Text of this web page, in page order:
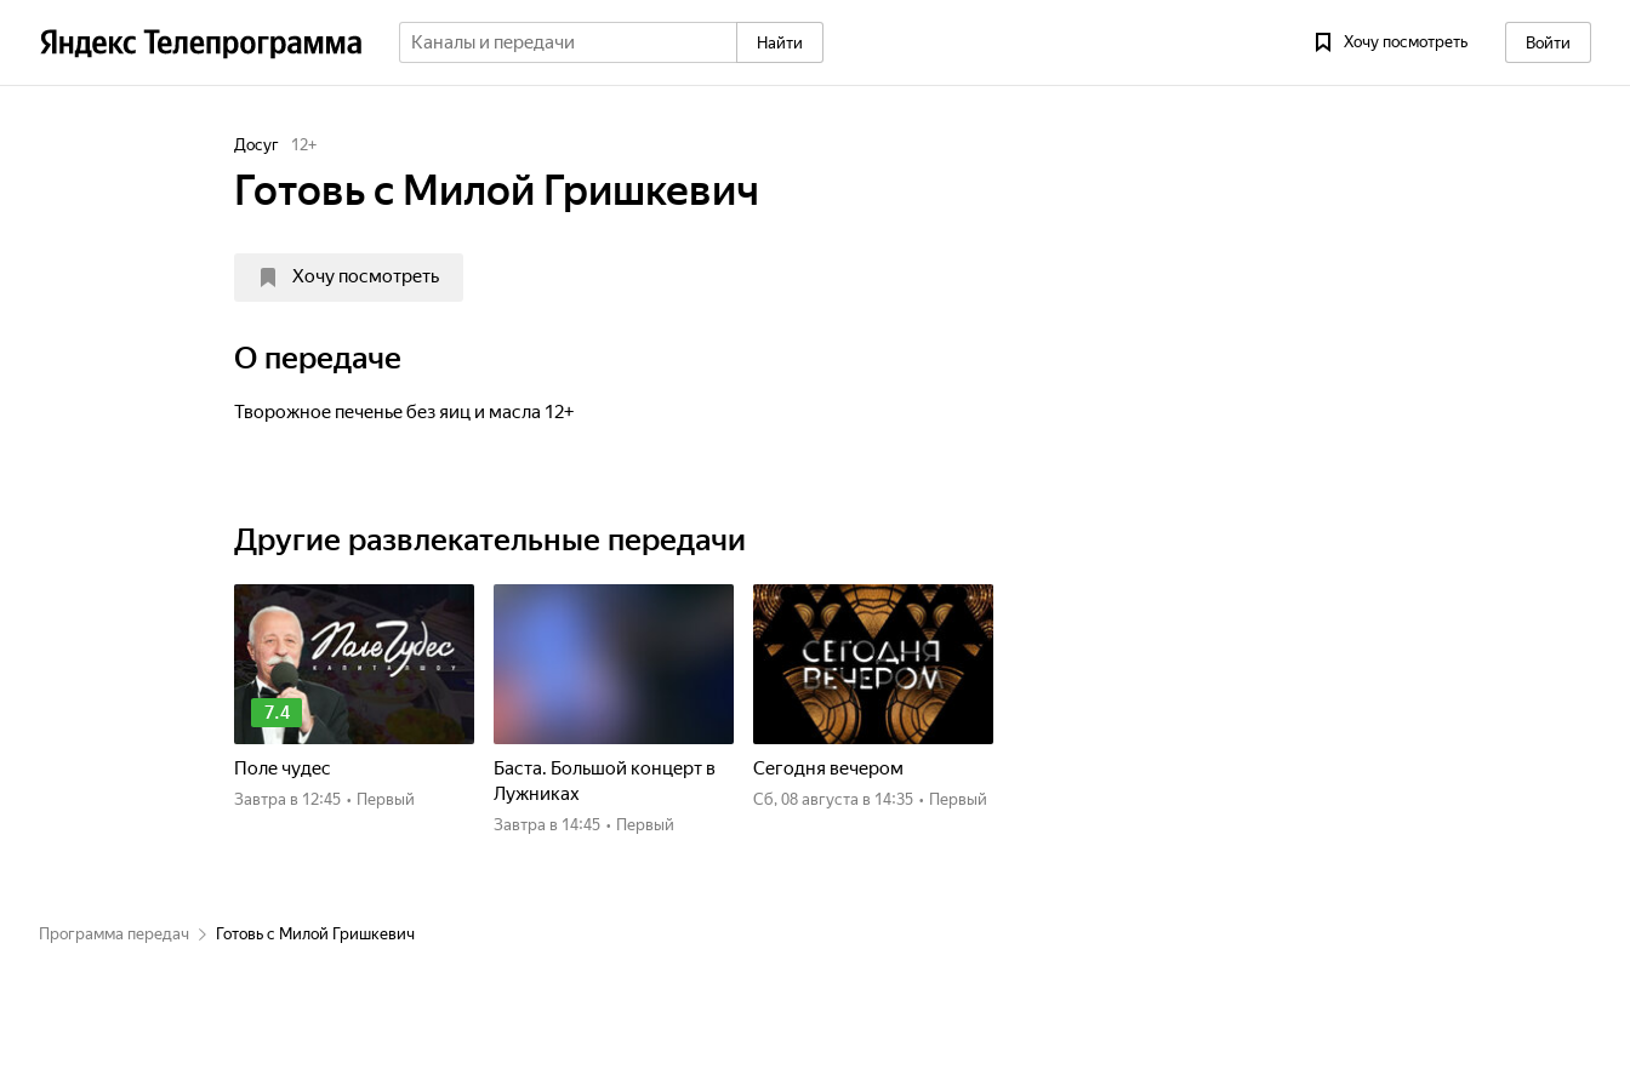
Найти Хочу посмотреть Войти
Досуг 12+
Готовь с Милой Гришкевич
Хочу посмотреть
О передаче
Творожное печенье без яиц и масла 12+
Другие развлекательные передачи
7.4
Поле чудес
Завтра в 12:45 • Первый
Баста. Большой концерт в
Лужниках
Завтра в 14:45 • Первый
Сегодня вечером
сб, 08 августа в 14:35 • Первый
Программа передач Готовь с Милой Гришкевич